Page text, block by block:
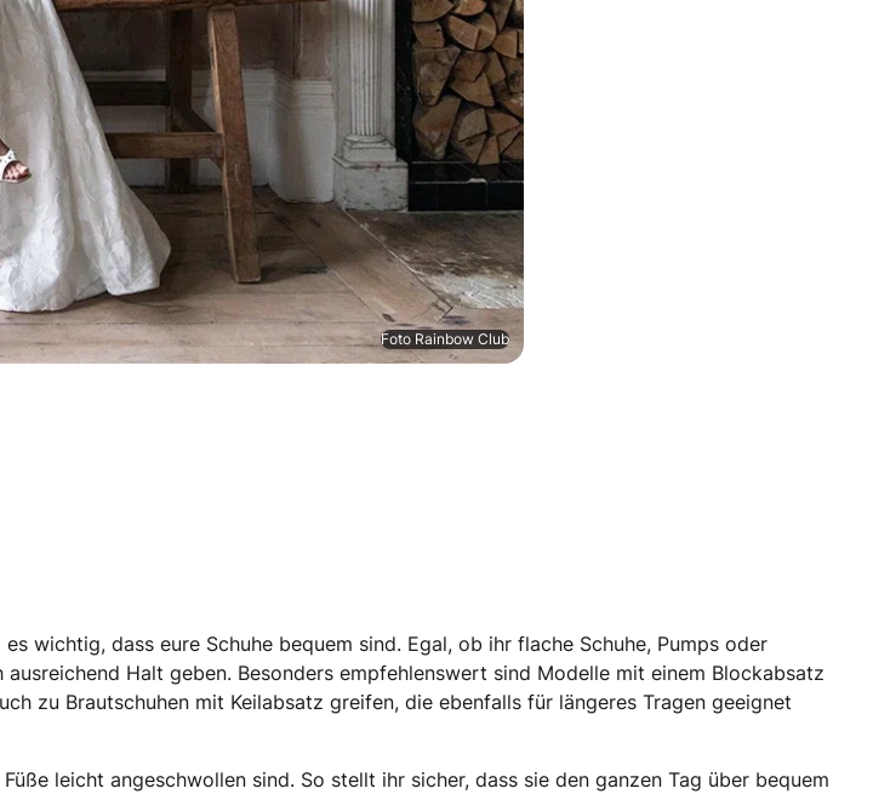
Foto Rainbow Club
wichtig, dass eure Schuhe bequem sind. Egal, ob ihr flache Schuhe, Pumps oder
Halt geben. Besonders empfehlenswert sind Modelle mit einem Blockabsatz
zu Brautschuhen mit Keilabsatz greifen, die ebenfalls für längeres Tragen geeignet
leicht angeschwollen sind. So stellt ihr sicher, dass sie den ganzen Tag über bequem